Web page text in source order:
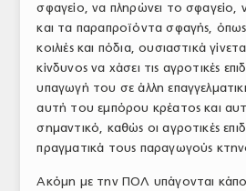
σφαγείο, να πληρώνει το σφαγείο,
και τα παραπροϊόντα σφαγής,
κοιλιές και πόδια, ουσιαστικά
κίνδυνος να χάσει τις αγροτικές
υπαγωγή του σε άλλη
αυτή του εμπόρου κρέατος και
σημαντικό, καθώς οι αγροτικές
πραγματικά τους παραγωγούς
Ακόμη με την ΠΟΛ υπάγονται